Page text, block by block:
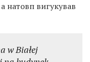
натовп вигукував
w Białej